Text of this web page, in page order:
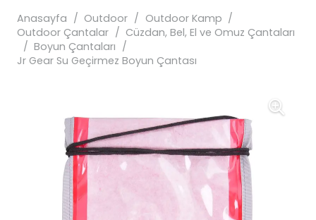
Anasayfa / Outdoor / Outdoor Kamp /
Outdoor Çantalar / Cüzdan, Bel, El ve Omuz Çantaları
/ Boyun Çantaları /
Jr Gear Su Geçirmez Boyun Çantası